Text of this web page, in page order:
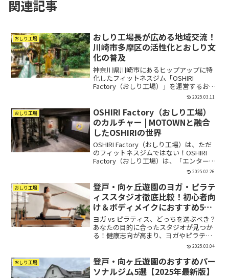
関連記事
おしり工場
おしり工場長が広める地域交流！
川崎市多摩区の活性化とおしり文
化の普及
神奈川県川崎市にあるヒップアップに特
化したフィットネスジム「OSHIRI
Factory（おしり工場）」を運営するおし
り工場長（杉浦巌）は、フィットネス業
界にとどまらず、地域交流活動を通じて
地域社会とのつながりを大切にしていま
す。おしり工場...
2025.03.11
おしり工場
OSHIRI Factory（おしり工場）
のカルチャー | MOTOWNと融合
したOSHIRIの世界
OSHIRI Factory（おしり工場）は、ただ
のフィットネスジムではない！OSHIRI
Factory（おしり工場）は、「エンターテ
イメント×フィットネス」をコンセプト
に、音楽とトレーニングを融合させた新
感覚のヒップアップ特化ジムです💡...
2025.02.26
おしり工場
登戸・向ヶ丘遊園のヨガ・ピラテ
ィススタジオ徹底比較！初心者向
け＆ボディメイクにおすすめ5選
【2025年最新版】
ヨガ vs ピラティス、どっちを選ぶべき？
あなたの目的に合ったスタジオが見つか
る！健康志向が高まり、ヨガやピラティ
スを取り入れる人が増えています。特に
登戸・向ヶ丘遊園エリアには、多くのヨ
ガスタジオやピラティススタジオがあ
り、初心者から上級者...
2025.03.04
おしり工場
登戸・向ヶ丘遊園のおすすめパー
ソナルジム5選【2025年最新版】